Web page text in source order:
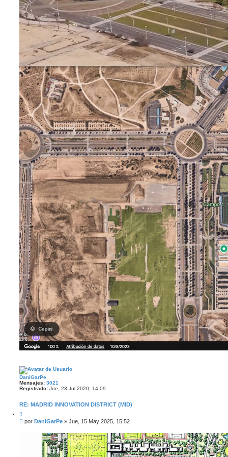
DaniGarPe
Mensajes: 3021
Registrado: Jue, 23 Jul 2020, 14:09
RE: MADRID INNOVATION DISTRICT (MID)
i
t
M
por DaniGarPe » Jue, 15 May 2025, 15:52